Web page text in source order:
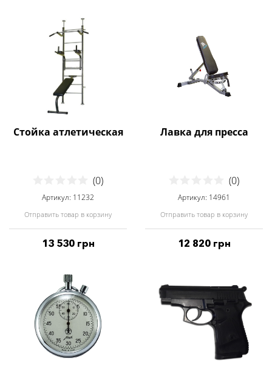
Стойка атлетическая
(0)
Артикул: 11232
Отправить товар в корзину
13 530 грн
Лавка для пресса
(0)
Артикул: 14961
Отправить товар в корзину
12 820 грн